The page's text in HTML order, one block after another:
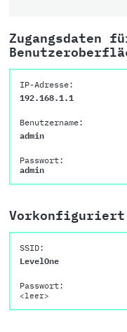
Zugangsdaten
IP-Adresse:
192.168.1.1
Benutzername:
admin
Passwort:
admin
Vorkonfiguriert
SSID:
LevelOne
Passwort:
<leer>